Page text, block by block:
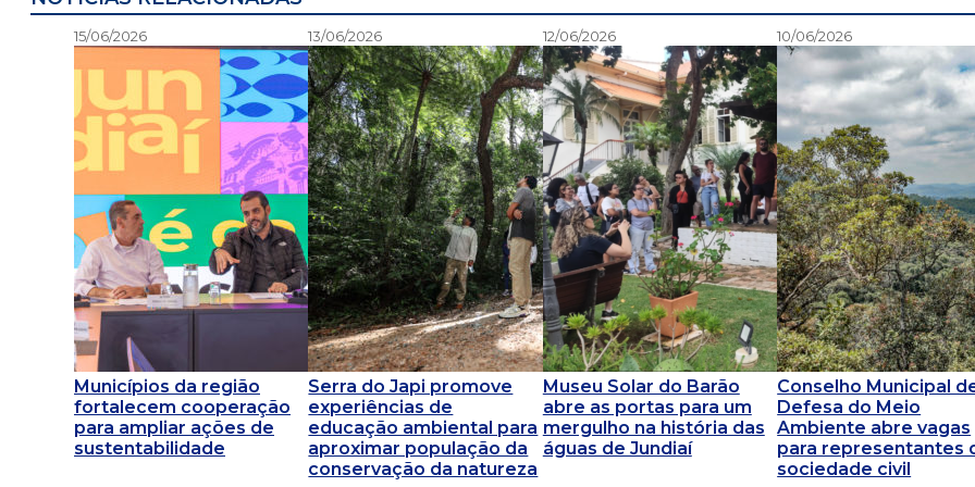
15/06/2026
Municípios da região
fortalecem cooperação
para ampliar ações de
sustentabilidade
13/06/2026
Serra do Japi promove
experiências de
educação ambiental para
aproximar população da
conservação da natureza
12/06/2026
Museu Solar do Barão
abre as portas para um
mergulho na história das
águas de Jundiaí
10/06/2026
Conselho Municipal
Defesa do Meio
Ambiente abre vagas
para representantes
sociedade civil